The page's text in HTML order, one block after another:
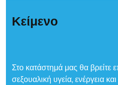
Κείμενο
Στο κατάστημά μας θα βρείτε
σεξουαλική υγεία, ενέργεια